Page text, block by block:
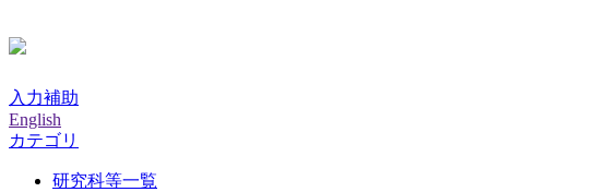
入力補助
English
カテゴリ
研究科等一覧